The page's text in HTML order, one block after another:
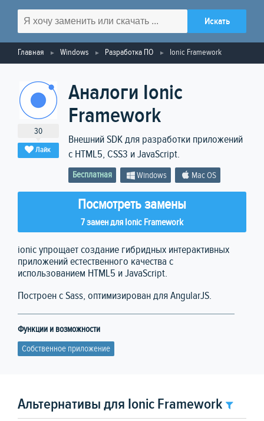
Главная Windows Разработка ПО Ionic Framework
30
Лайк
Аналоги Ionic
Framework
Внешний SDK для разработки приложений
с HTML5, CSS3 и JavaScript.
Бесплатная Windows Mac OS
Посмотреть замены
7 замен для Ionic Framework
ionic упрощает создание гибридных интерактивных
приложений естественного качества с
использованием HTML5 и JavaScript.
Построен с Sass, оптимизирован для AngularJS.
Функции и возможности
Собственное приложение
Альтернативы для Ionic Framework